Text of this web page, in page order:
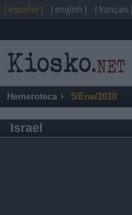
Hemeroteca 5/Ene/2010
Israel
[ español ] [ english ] [ français ]